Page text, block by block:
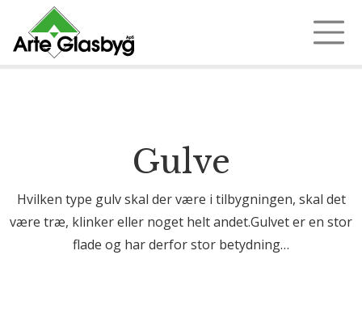
Gulve
Hvilken type gulv skal der være i tilbygningen, skal det
være træ, klinker eller noget helt andet.Gulvet er en stor
flade og har derfor stor betydning…